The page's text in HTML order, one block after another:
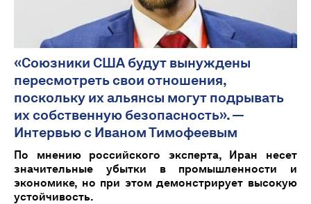
«Союзники США будут вынуждены
пересмотреть свои отношения,
поскольку их альянсы могут подрывать
их собственную безопасность». —
Интервью с Иваном Тимофеевым
По мнению российского эксперта, Иран несет
значительные убытки в промышленности и
экономике, но при этом демонстрирует высокую
устойчивость.